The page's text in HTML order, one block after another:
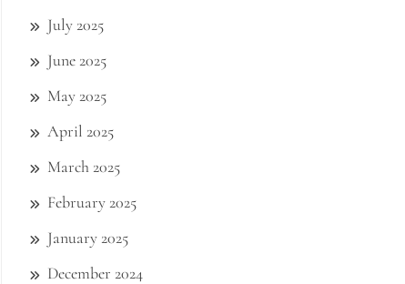
July 2025
June 2025
May 2025
April 2025
March 2025
February 2025
January 2025
December 2024